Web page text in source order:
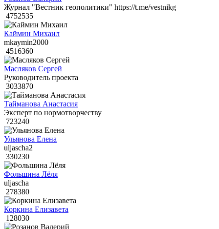
Журнал "Вестник геополитики" https://t.me/vestnikg
4752535
Каймин Михаил
mkaymin2000
4516360
Масляков Сергей
Руководитель проекта
3033870
Тайманова Анастасия
Эксперт по нормотворчеству
723240
Ульянова Елена
uljascha2
330230
Фольшина Лёля
uljascha
278380
Коркина Елизавета
128030